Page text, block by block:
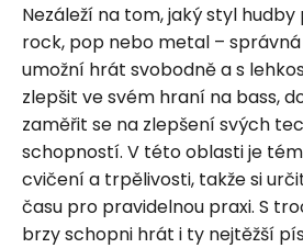
Nezáleží na tom, jaký styl
rock, pop nebo metal –
umožní hrát svobodně a s
zlepšit ve svém hraní na bass,
zaměřit se na zlepšení svých
schopností. V této oblasti je
cvičení a trpělivosti, takže si
času pro pravidelnou praxi. S
brzy schopni hrát i ty nejtěžší